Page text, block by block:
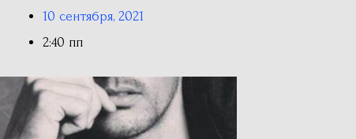
10 сентября, 2021
2:40 пп